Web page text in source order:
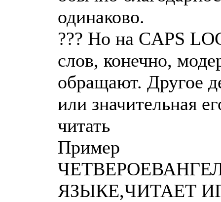
одинаково.
??? Но на CAPS
слов, конечно,
обращают. Другое
или значительная
читать
Пример
ЯЗЫКЕ,ЧИТАЕТ